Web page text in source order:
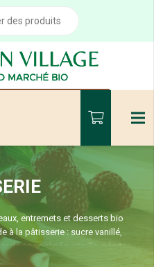
entremets et desserts bio
à la pâtisserie : sucre vanillé,
de coco râpée, vanille, pépites
poudre de cacao….Que ce soit